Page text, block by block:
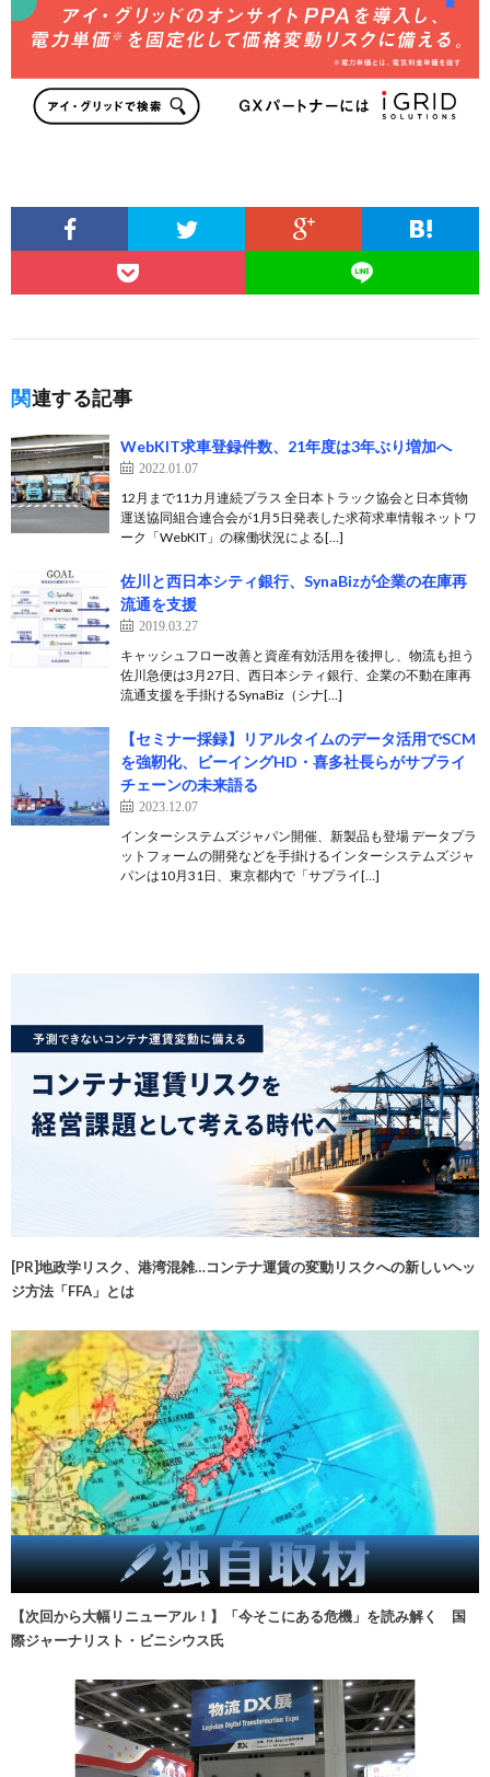
関連する記事
WebKIT求車登録件数、21年度は3年ぶり増加へ
2022.01.07
12月まで11カ月連続プラス 全日本トラック協会と日本貨物
運送協同組合連合会が1月5日発表した求荷求車情報ネットワ
ーク「WebKIT」の稼働状況による[…]
佐川と西日本シティ銀行、SynaBizが企業の在庫再
流通を支援
2019.03.27
キャッシュフロー改善と資産有効活用を後押し、物流も担う
佐川急便は3月27日、西日本シティ銀行、企業の不動在庫再
流通支援を手掛けるSynaBiz（シナ[…]
【セミナー採録】リアルタイムのデータ活用でSCM
を強靭化、ビーイングHD・喜多社長らがサプライ
チェーンの未来語る
2023.12.07
インターシステムズジャパン開催、新製品も登場 データプラ
ットフォームの開発などを手掛けるインターシステムズジャ
パンは10月31日、東京都内で「サプライ[…]
[PR]地政学リスク、港湾混雑…コンテナ運賃の変動リスクへの新しいヘッ
ジ方法「FFA」とは
【次回から大幅リニューアル！】「今そこにある危機」を読み解く 国
際ジャーナリスト・ビニシウス氏